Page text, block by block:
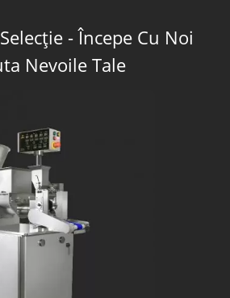
- Începe Cu Noi
Nevoile Tale